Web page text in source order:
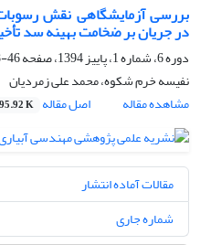
بررسی آزمایشگاهی نقش
در جریان بر ضخامت بهینه‌ سد
دوره 6، شماره 1، پاییز 1394، صفحه
46-58
نفیسه خرم شکوه، محمد علی زمردیان
مشاهده مقاله
اصل مقاله K
مقالات آماده انتشار
شماره جاری